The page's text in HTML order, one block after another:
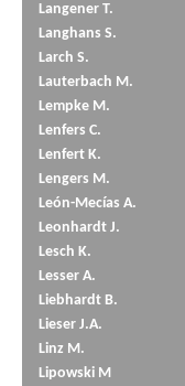
Langener T.
Langhans S.
Larch S.
Lauterbach M.
Lempke M.
Lenfers C.
Lenfert K.
Lengers M.
León-Mecías A.
Leonhardt J.
Lesch K.
Lesser A.
Liebhardt B.
Lieser J.A.
Linz M.
Lipowski M